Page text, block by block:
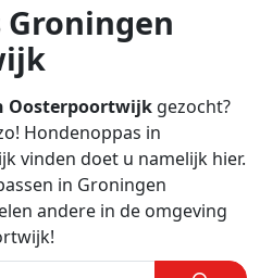
Oosterpoortwijk gezocht?
Hondenoppas in
vinden doet u namelijk hier.
in Groningen
andere in de omgeving